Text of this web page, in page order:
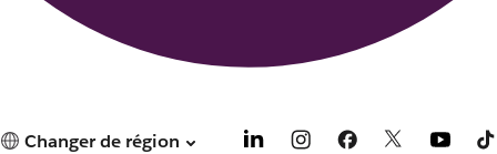
Changer de région